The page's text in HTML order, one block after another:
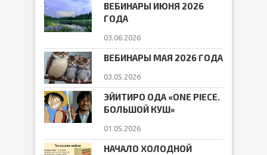
ВЕБИНАРЫ ИЮНЯ 2026
ГОДА
03.06.2026
ВЕБИНАРЫ МАЯ 2026 ГОДА
03.05.2026
ЭЙИТИРО ОДА «ONE PIECE.
БОЛЬШОЙ КУШ»
01.05.2026
НАЧАЛО ХОЛОДНОЙ